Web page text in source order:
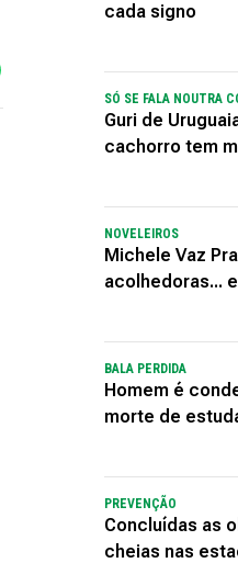
cada signo
SÓ SE FALA NOUTRA
Guri de
cachorro tem
NOVELEIROS
Michele Vaz
acolhedoras...
BALA PERDIDA
Homem é
morte de
PREVENÇÃO
Concluídas as
cheias nas